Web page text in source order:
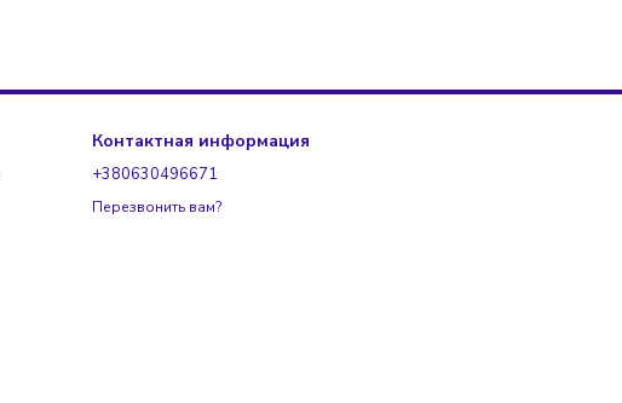
Контактная информация
+380630496671
Перезвонить вам?